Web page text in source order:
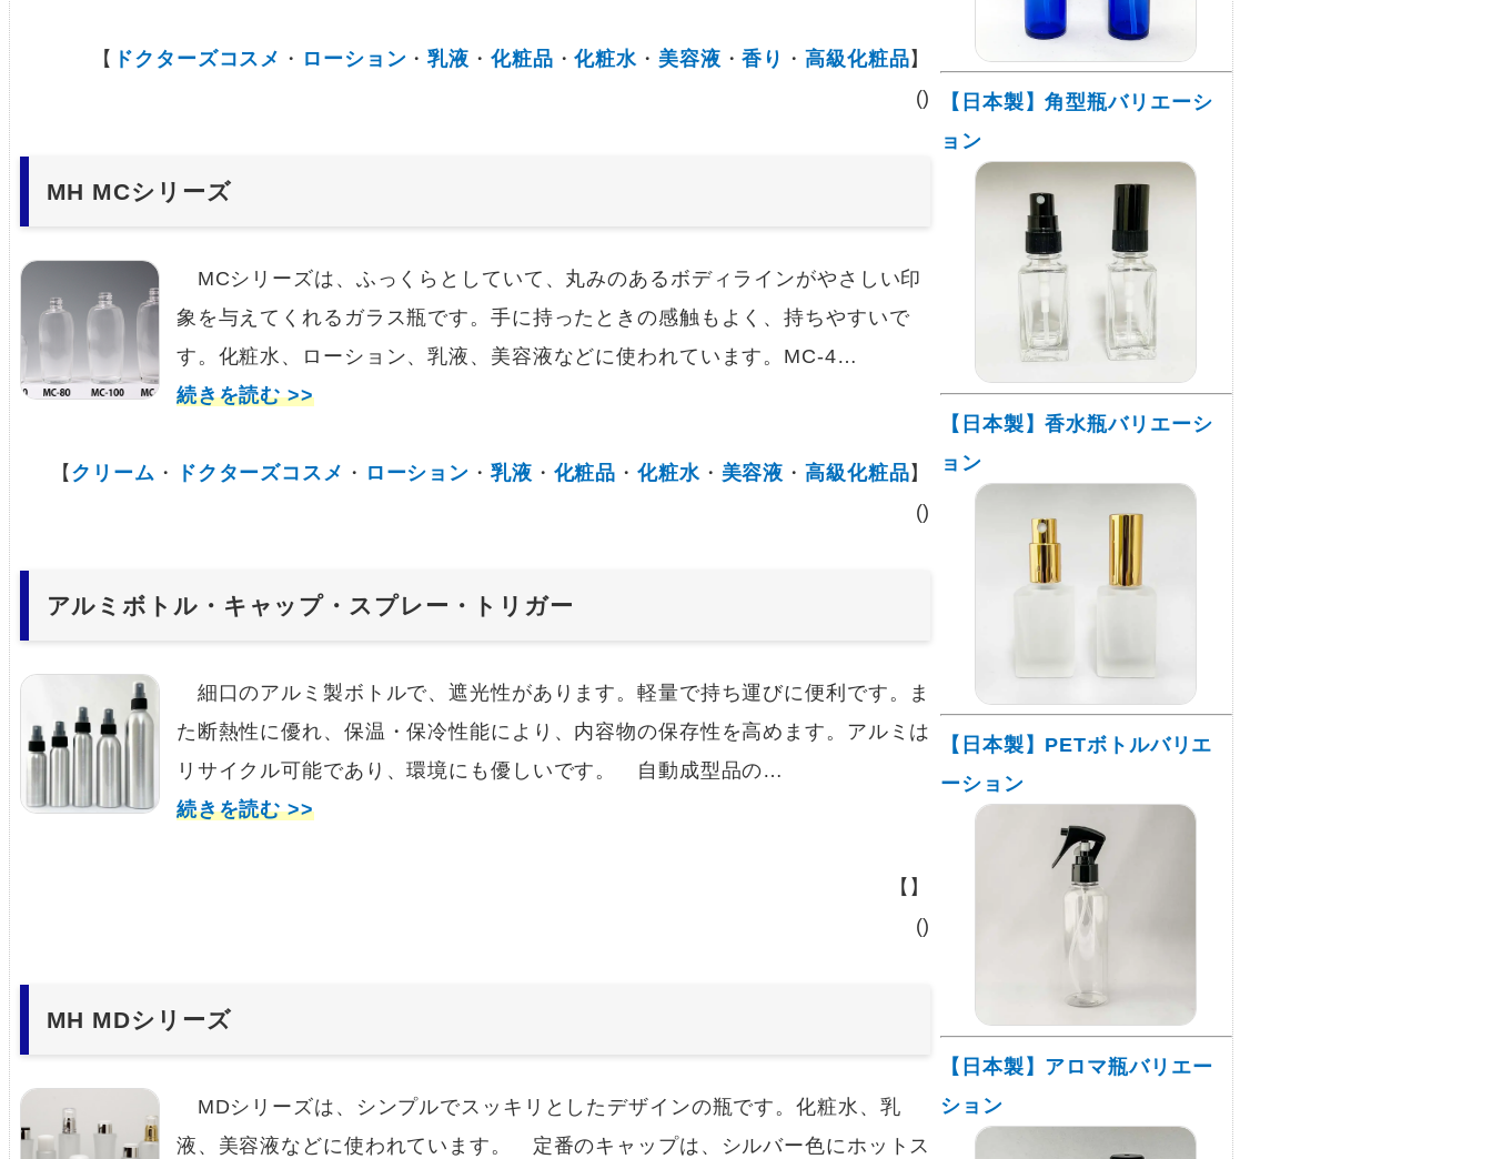
【 ドクターズコスメ ・ ローション ・乳液 ・ 化粧品 ・化粧水 ・ 美容液 ・香り ・ 高級化粧品】
()
MH MCシリーズ
MCシリーズは、ふっくらとしていて、丸みのあるボディラインがやさしい印
象を与えてくれるガラス瓶です。手に持ったときの感触もよく、持ちやすいで
す。化粧水、ローション、乳液、美容液などに使われています。MC-4…
続きを読む >>
【 クリーム ・ ドクターズコスメ ・ ローション ・ 乳液 ・ 化粧品 ・ 化粧水 ・ 美容液 ・ 高級化粧品】
()
アルミボトル・キャップ・スプレー・トリガー
細口のアルミ製ボトルで、遮光性があります。軽量で持ち運びに便利です。ま
た断熱性に優れ、保温・保冷性能により、内容物の保存性を高めます。アルミは
リサイクル可能であり、環境にも優しいです。 自動成型品の…
続きを読む >>
【】
()
MH MDシリーズ
MDシリーズは、シンプルでスッキリとしたデザインの瓶です。化粧水、乳
液、美容液などに使われています。 定番のキャップは、シルバー色にホットス
【日本製】角型瓶バリエーシ
ョン
【日本製】香水瓶バリエーシ
ョン
【日本製】PETボトルバリエ
ーション
【日本製】アロマ瓶バリエー
ション